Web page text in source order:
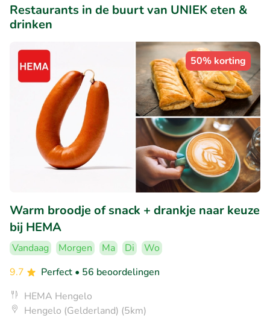
Restaurants in de buurt van UNIEK eten &
drinken
50% korting
Warm broodje of snack + drankje naar keuze
bij HEMA
Vandaag Morgen Ma Di
Wo
9.7
Perfect • 56 beoordelingen
HEMA Hengelo
Hengelo (Gelderland) (5km)